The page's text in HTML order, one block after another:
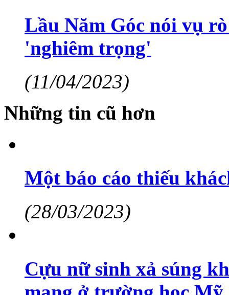
Lầu Năm Góc nói vụ
'nghiêm trọng'
(11/04/2023)
Những tin cũ hơn
Một báo cáo thiếu
(28/03/2023)
Cựu nữ sinh xả súng